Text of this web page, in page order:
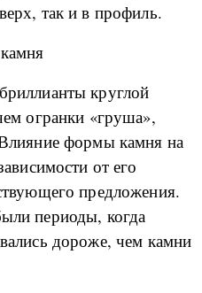
так и в профиль.
круглой
огранки «груша»,
формы камня на
от его
предложения.
периоды, когда
дороже, чем камни